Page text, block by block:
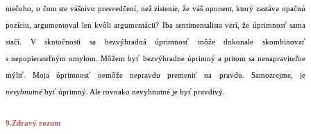
niečoho, o čom ste vášnivo presvedčení, než zistenie, že váš oponent, ktorý zastáva opačnú
pozíciu, argumentoval len kvôli argumentácii? Iba sentimentalista verí, že úprimnosť sama
stačí. V skutočnosti sa bezvýhradná úprimnosť môže dokonale skombinovať
s nepopierateľným omylom. Môžem byť bezvýhradne úprimný a pritom sa nenapraviteľne
mýliť. Moja úprimnosť nemôže nepravdu premeniť na pravdu. Samozrejme, je
nevyhnutné byť úprimný. Ale rovnako nevyhnutné je byť pravdivý.
9.Zdravý rozum